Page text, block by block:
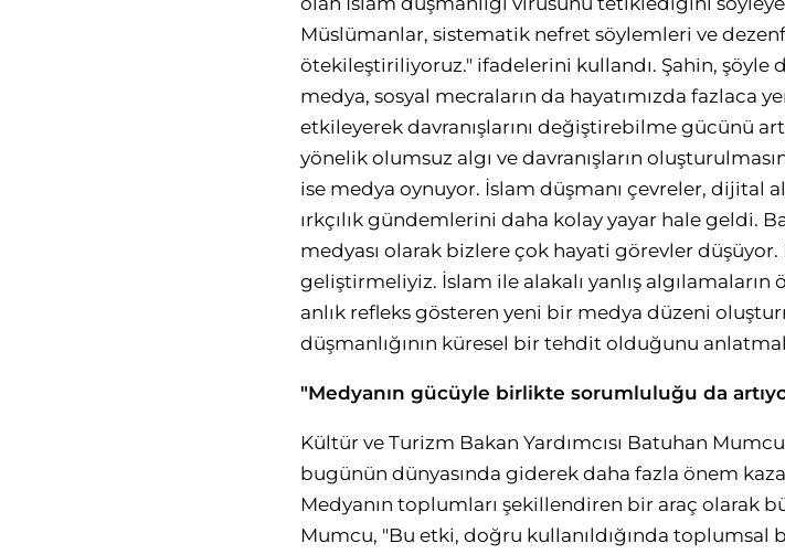
Müslümanlar, sistematik nefret söylemleri ve
ötekileştiriliyoruz." ifadelerini kullandı. Şahin,
medya, sosyal mecraların da hayatımızda fazlaca
etkileyerek davranışlarını değiştirebilme gücünü
yönelik olumsuz algı ve davranışların
ise medya oynuyor. İslam düşmanı çevreler, dijital
ırkçılık gündemlerini daha kolay yayar hale geldi.
medyası olarak bizlere çok hayati görevler düşüyor.
geliştirmeliyiz. İslam ile alakalı yanlış
anlık refleks gösteren yeni bir medya düzeni
düşmanlığının küresel bir tehdit olduğunu
"Medyanın gücüyle birlikte sorumluluğu da
Kültür ve Turizm Bakan Yardımcısı Batuhan
bugünün dünyasında giderek daha fazla önem
Medyanın toplumları şekillendiren bir araç olarak
Mumcu, "Bu etki, doğru kullanıldığında toplumsal